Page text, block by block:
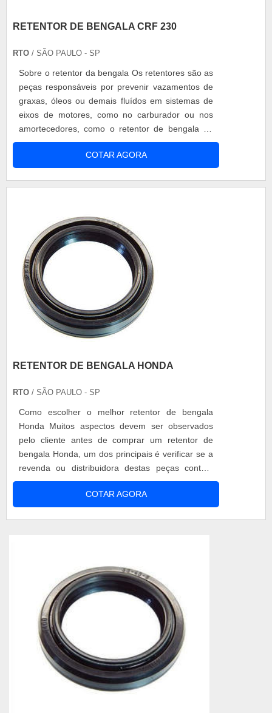
RETENTOR DE BENGALA CRF 230
RTO / SÃO PAULO - SP
Sobre o retentor da bengala Os retentores são as
peças responsáveis por prevenir vazamentos de
graxas, óleos ou demais fluídos em sistemas de
eixos de motores, como no carburador ou nos
amortecedores, como o retentor de bengala crf
230 por exemplo. Assim é importante controlar
seu desgaste, com revisões periódicas e
manutenções preventivas, é igualmente
COTAR AGORA
RETENTOR DE BENGALA HONDA
RTO / SÃO PAULO - SP
Como escolher o melhor retentor de bengala
Honda Muitos aspectos devem ser observados
pelo cliente antes de comprar um retentor de
bengala Honda, um dos principais é verificar se a
revenda ou distribuidora destas peças contam
com a fabricante de retentor ideal para o modelo
da sua Honda, o que inclui diâmetro e matéria-
prima adequados, para isso o cliente tende a
COTAR AGORA